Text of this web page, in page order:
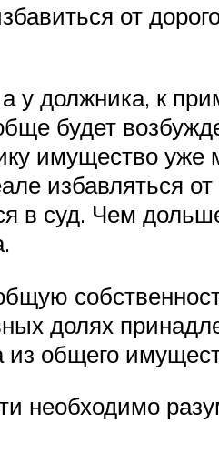
от
должника, к
будет
имущество уже
избавляться
в суд. Чем
долях
общего
необходимо